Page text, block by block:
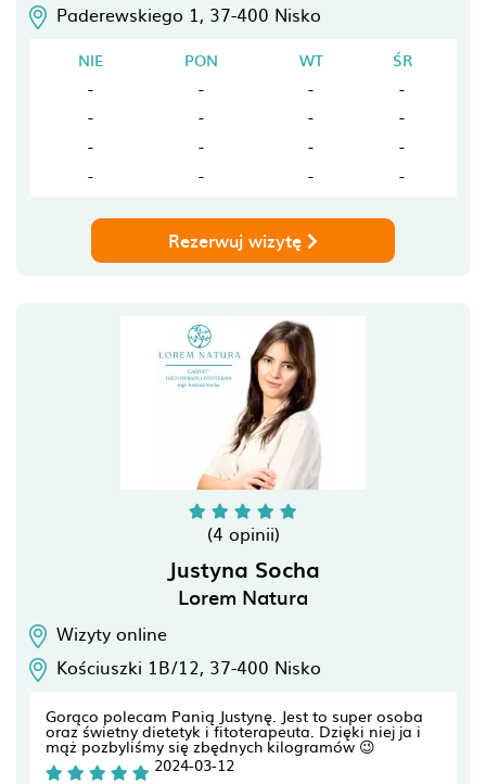
Paderewskiego 1, 37-400 Nisko
NIE PON WT
ŚR
-
- -
-
-
- -
-
-
- -
-
-
- - -
Rezerwuj wizytę
(4 opinii)
Justyna Socha
Lorem Natura
Wizyty online
Kościuszki 1B/12, 37-400 Nisko
Gorąco polecam Panią Justynę. Jest to super osoba
oraz świetny dietetyk i fitoterapeuta. Dzięki niej ja i
mąż pozbyliśmy się zbędnych kilogramów 😉
2024-03-12